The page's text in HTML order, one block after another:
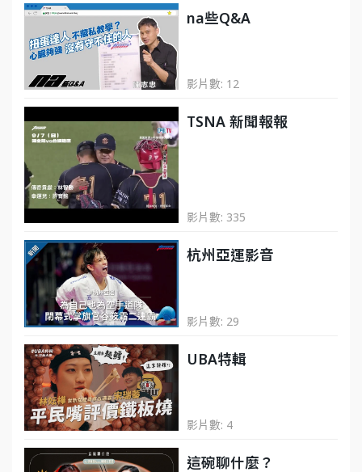
na些Q&A
影片數: 12
TSNA 新聞報報
影片數: 335
杭州亞運影音
影片數: 29
UBA特輯
影片數: 4
這碗聊什麼？